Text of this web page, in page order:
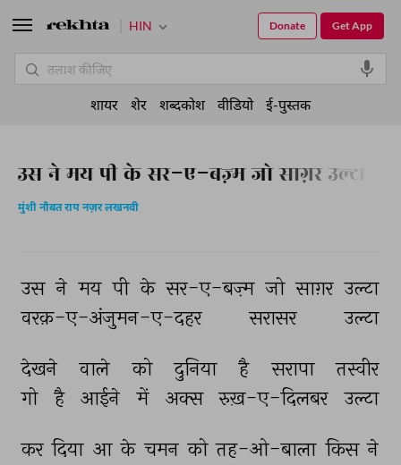
उस ने मय पी के सर-ए-बज़्म जो साग़र उल्टा
मुंशी नौबत राय नज़र लखनवी
उस ने मय पी के सर-ए-बज़्म जो साग़र उल्टा
वरक़-ए-अंजुमन-ए-दहर
सरासर उल्टा
देखने वाले को दुनिया है सरापा
तस्वीर
गो
है आईने में अक्स रुख़-ए-दिलबर उल्टा
कर दिया आ के चमन को तह-ओ-बाला किस ने
HIN Get App
Donate
शायर शेर शब्दकोश वीडियो ई-पुस्तक